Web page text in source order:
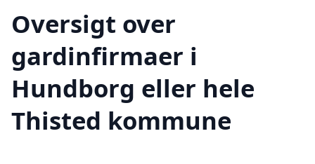
Oversigt over
gardinfirmaer i
Hundborg eller hele
Thisted kommune